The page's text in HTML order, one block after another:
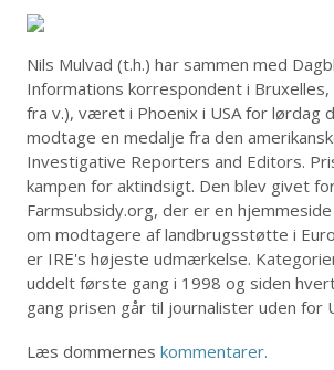
Nils Mulvad (t.h.) har sammen med
Informations korrespondent i
fra v.), været i Phoenix i USA for lørdag
modtage en medalje fra den
Investigative Reporters and Editors.
kampen for aktindsigt. Den blev givet
Farmsubsidy.org, der er en
om modtagere af landbrugsstøtte i
er IRE's højeste udmærkelse.
uddelt første gang i 1998 og siden
gang prisen går til journalister uden for
Læs dommerneskommentarer.